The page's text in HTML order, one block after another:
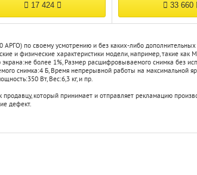
17 424 33 660
АРГО) по своему усмотрению и без каких-либо
и физические характеристики модели, например, такие как
экрана:не более 1%, Размер расшифровываемого снимка без
снимка:4 Б, Время непрерывной работы на максимальной
350 Вт, Вес:6,3 кг, и пр.
который принимает и отправляет рекламацию
дефект.